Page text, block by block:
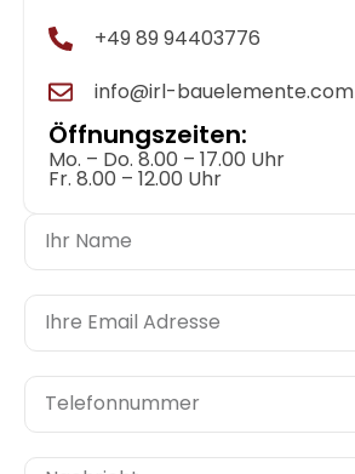
+49 89 94403776
info@irl-bauelemente.com
Öffnungszeiten:
Mo. – Do. 8.00 – 17.00 Uhr
Fr. 8.00 – 12.00 Uhr